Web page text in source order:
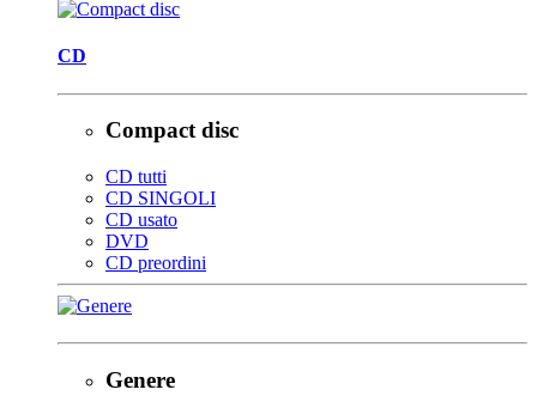
CD
Compact disc
CD tutti
CD SINGOLI
CD usato
DVD
CD preordini
Genere